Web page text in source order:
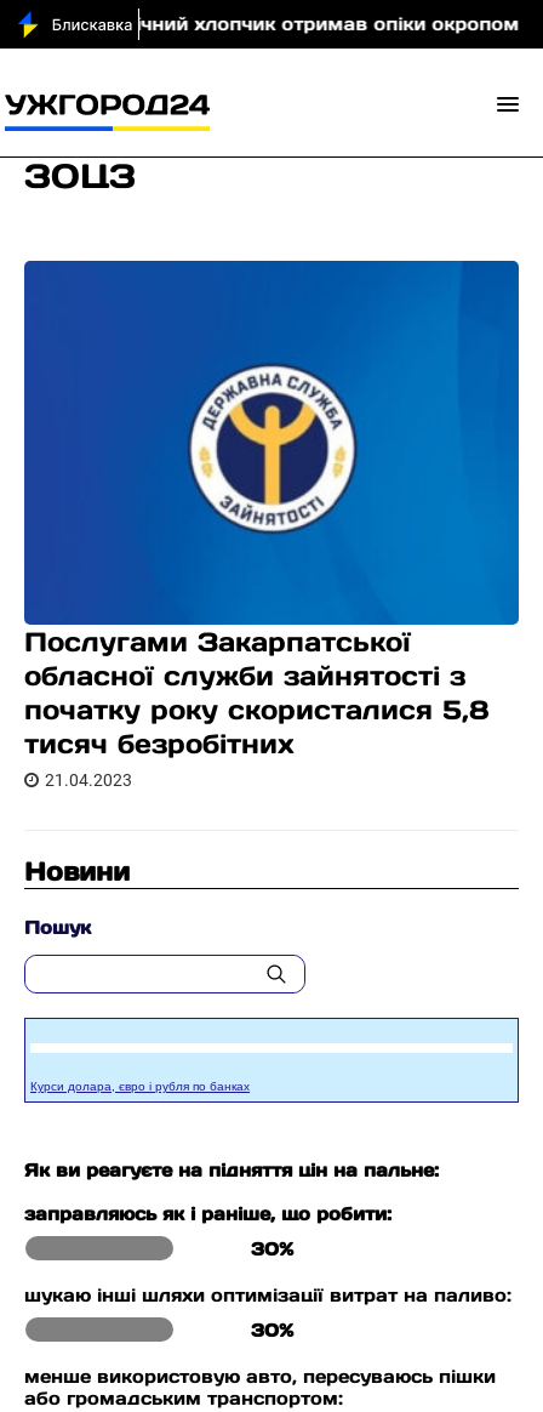
5-річний хлопчик отримав опіки окропом
ЗОЦЗ
Послугами Закарпатської
обласної служби зайнятості з
початку року скористалися 5,8
тисяч безробітних
21.04.2023
Новини
Пошук
Курси долара, євро і рубля по банках
Як ви реагуєте на підняття цін на пальне:
заправляюсь як і раніше, що робити:
30%
шукаю інші шляхи оптимізації витрат на паливо:
30%
менше використовую авто, пересуваюсь пішки
або громадським транспортом: